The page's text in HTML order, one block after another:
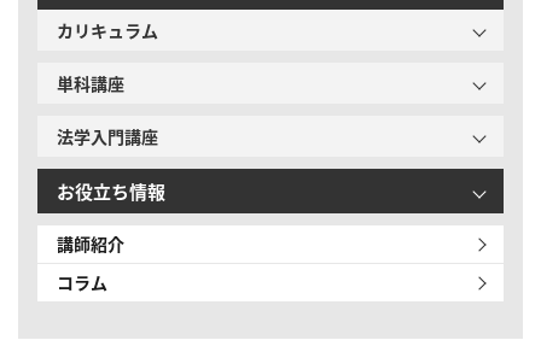
カリキュラム
単科講座
法学入門講座
お役立ち情報
講師紹介
コラム